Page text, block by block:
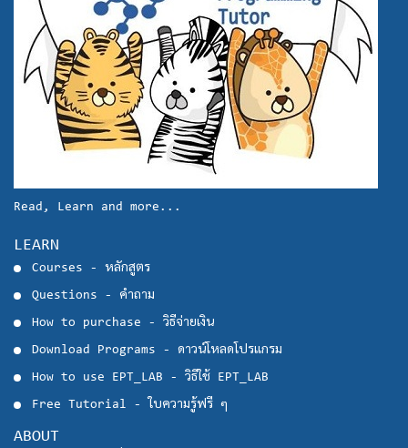
Read, Learn and more...
LEARN
Courses - หลักสูตร
Questions - คำถาม
How to purchase - วิธีจ่ายเงิน
Download Programs - ดาวน์โหลดโปรแกรม
How to use EPT_LAB - วิธีใช้ EPT_LAB
Free Tutorial - ใบความรู้ฟรี ๆ
ABOUT